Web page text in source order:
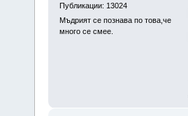
Публикации: 13024
Мъдрият се познава по това,че
много се смее.